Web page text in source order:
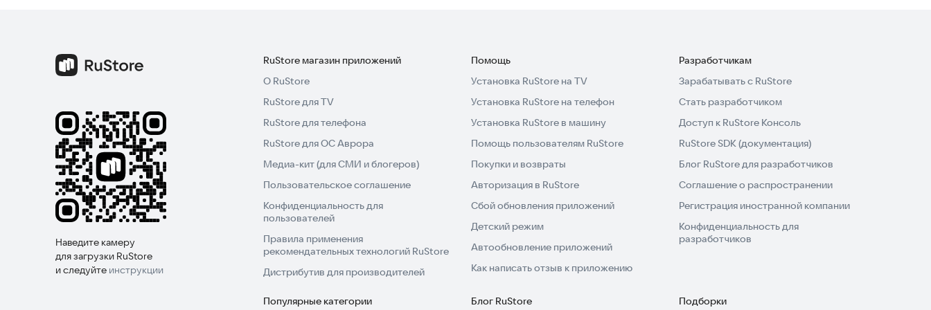
непостижимой для разума, представлена в общедоступной и разумной форме. Этот текст освещен
светом Корана, делая сложные догматы понятными и убедительными для современного читателя.
Попробуйте погрузиться в эти знания и найти ответы на вечные вопросы.
Наведите камеру
для загрузки RuStore
и следуйте инструкции
RuStore магазин приложений
О RuStore
RuStore для TV
RuStore для телефона
RuStore для ОС Аврора
Медиа-кит (для СМИ и блогеров)
Пользовательское соглашение
Конфиденциальность для
пользователей
Правила применения
рекомендательных технологий RuStore
Дистрибутив для производителей
Помощь
Установка RuStore на TV
Установка RuStore на телефон
Установка RuStore в машину
Помощь пользователям RuStore
Покупки и возвраты
Авторизация в RuStore
Сбой обновления приложений
Детский режим
Автообновление приложений
Как написать отзыв к приложению
Разработчикам
Зарабатывать с RuStore
Стать разработчиком
Доступ к RuStore Консоль
RuStore SDK (документация)
Блог RuStore для разработчиков
Соглашение о распространении
Регистрация иностранной компании
Конфиденциальность для
разработчиков
Популярные категории Блог RuStore Подборки